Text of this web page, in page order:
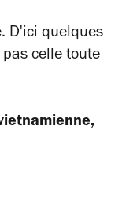
D'ici quelques
celle toute